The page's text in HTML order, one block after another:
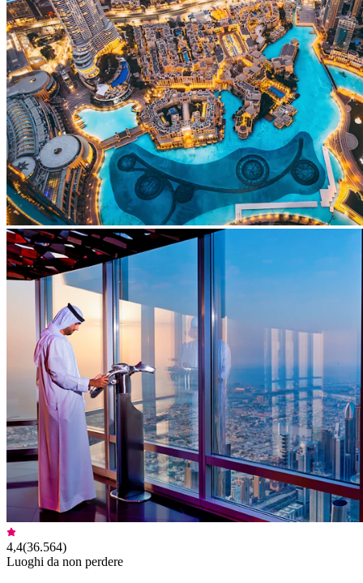
4,4(36.564)
Luoghi da non perdere